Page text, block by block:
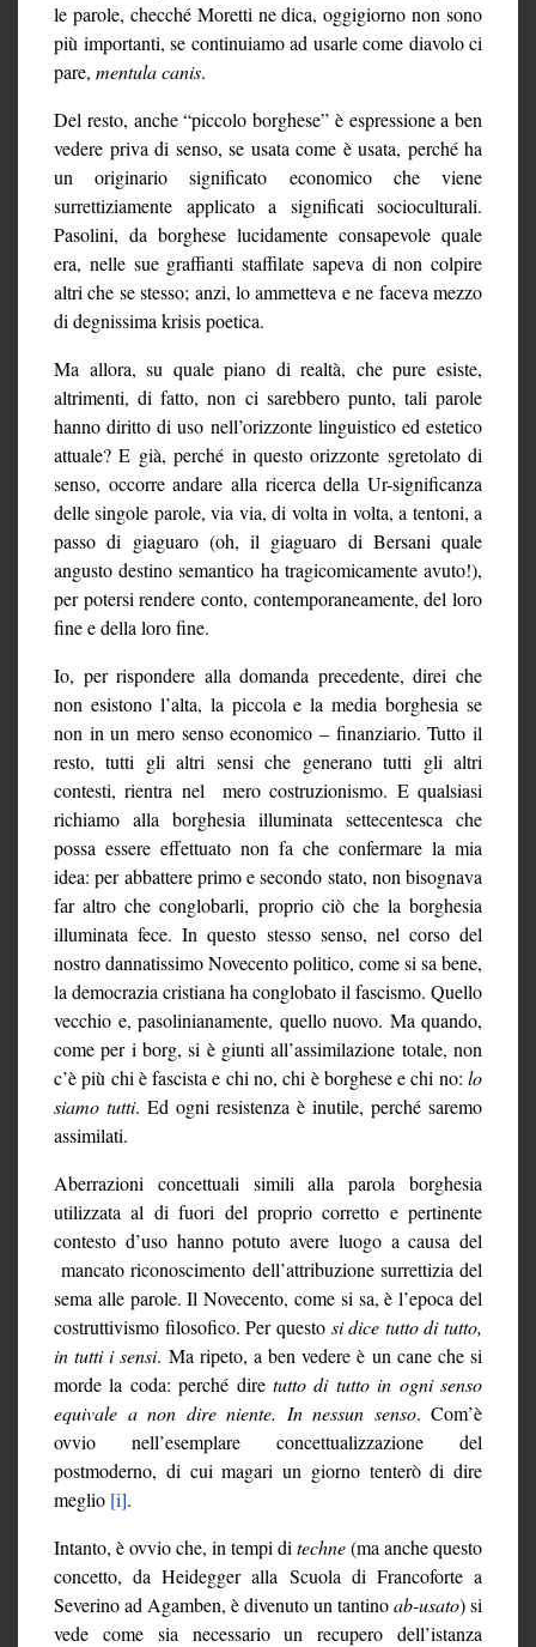
le parole, checché Moretti ne dica, oggigiorno non sono
più importanti, se continuiamo ad usarle come diavolo ci
pare, mentula canis.
Del resto, anche “piccolo borghese” è espressione a ben
vedere priva di senso, se usata come è usata, perché ha
un originario significato economico che viene
surrettiziamente applicato a significati socioculturali.
Pasolini, da borghese lucidamente consapevole quale
era, nelle sue graffianti staffilate sapeva di non colpire
altri che se stesso; anzi, lo ammetteva e ne faceva mezzo
di degnissima krisis poetica.
Ma allora, su quale piano di realtà, che pure esiste,
altrimenti, di fatto, non ci sarebbero punto, tali parole
hanno diritto di uso nell’orizzonte linguistico ed estetico
attuale? E già, perché in questo orizzonte sgretolato di
senso, occorre andare alla ricerca della Ur-significanza
delle singole parole, via via, di volta in volta, a tentoni, a
passo di giaguaro (oh, il giaguaro di Bersani quale
angusto destino semantico ha tragicomicamente avuto!),
per potersi rendere conto, contemporaneamente, del loro
fine e della loro fine.
Io, per rispondere alla domanda precedente, direi che
non esistono l’alta, la piccola e la media borghesia se
non in un mero senso economico – finanziario. Tutto il
resto, tutti gli altri sensi che generano tutti gli altri
contesti, rientra nel mero costruzionismo. E qualsiasi
richiamo alla borghesia illuminata settecentesca che
possa essere effettuato non fa che confermare la mia
idea: per abbattere primo e secondo stato, non bisognava
far altro che conglobarli, proprio ciò che la borghesia
illuminata fece. In questo stesso senso, nel corso del
nostro dannatissimo Novecento politico, come si sa bene,
la democrazia cristiana ha conglobato il fascismo. Quello
vecchio e, pasolinianamente, quello nuovo. Ma quando,
come per i borg, si è giunti all’assimilazione totale, non
c’è più chi è fascista e chi no, chi è borghese e chi no: lo
siamo tutti. Ed ogni resistenza è inutile, perché saremo
assimilati.
Aberrazioni concettuali simili alla parola borghesia
utilizzata al di fuori del proprio corretto e pertinente
contesto d’uso hanno potuto avere luogo a causa del
mancato riconoscimento dell’attribuzione surrettizia del
sema alle parole. Il Novecento, come si sa, è l’epoca del
costruttivismo filosofico. Per questo si dice tutto di tutto,
in tutti i sensi. Ma ripeto, a ben vedere è un cane che si
morde la coda: perché dire tutto di tutto in ogni senso
equivale a non dire niente. In nessun senso. Com’è
ovvio nell’esemplare concettualizzazione del
postmoderno, di cui magari un giorno tenterò di dire
meglio [i].
Intanto, è ovvio che, in tempi di techne(ma anche questo
concetto, da Heidegger alla Scuola di Francoforte a
Severino ad Agamben, è divenuto un tantinoab-usato) si
vede come sia necessario un recupero dell’istanza